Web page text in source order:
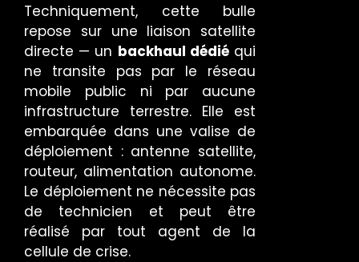
Techniquement, cette bulle
repose sur une liaison satellite
directe — un backhaul dédiéqui
ne transite pas par le réseau
mobile public ni par aucune
infrastructure terrestre. Elle est
embarquée dans une valise de
déploiement : antenne satellite,
routeur, alimentation autonome.
Le déploiement ne nécessite pas
de technicien et peut être
réalisé par tout agent de la
cellule de crise.